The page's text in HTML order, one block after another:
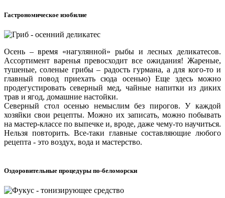
Гастрономическое изобилие
Осень – время «нагулянной» рыбы и лесных деликатесов.
Ассортимент варенья превосходит все ожидания! Жареные,
тушеные, соленые грибы – радость гурмана, а для кого-то и
главный повод приехать сюда осенью) Еще здесь можно
продегустировать северный мед, чайные напитки из диких
трав и ягод, домашние настойки.
Северный стол осенью немыслим без пирогов. У каждой
хозяйки свои рецепты. Можно их записать, можно побывать
на мастер-классе по выпечке и, вроде, даже чему-то научиться.
Нельзя повторить. Все-таки главные составляющие любого
рецепта - это воздух, вода и мастерство.
Оздоровительные процедуры по-беломорски